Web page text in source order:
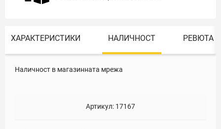
ХАРАКТЕРИСТИКИ НАЛИЧНОСТ РЕВЮТА
Наличност в магазинната мрежа
Артикул: 17167